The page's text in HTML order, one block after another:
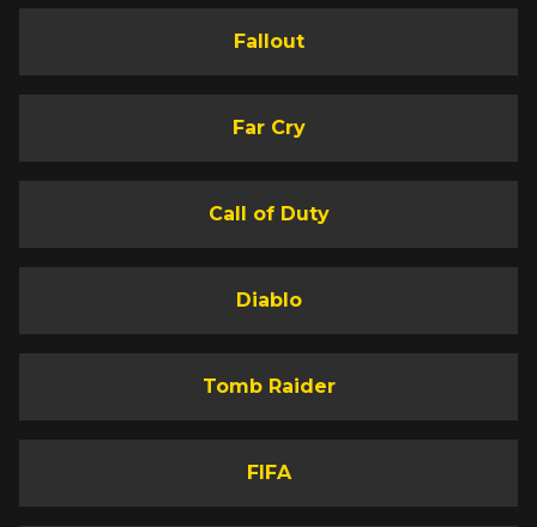
Fallout
Far Cry
Call of Duty
Diablo
Tomb Raider
FIFA